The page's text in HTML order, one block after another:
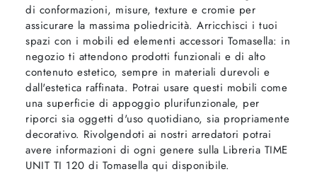
di conformazioni, misure, texture e cromie per
assicurare la massima poliedricità. Arricchisci i tuoi
spazi con i mobili ed elementi accessori Tomasella: in
negozio ti attendono prodotti funzionali e di alto
contenuto estetico, sempre in materiali durevoli e
dall'estetica raffinata. Potrai usare questi mobili come
una superficie di appoggio plurifunzionale, per
riporci sia oggetti d'uso quotidiano, sia propriamente
decorativo. Rivolgendoti ai nostri arredatori potrai
avere informazioni di ogni genere sulla Libreria TIME
UNIT TI 120 di Tomasella qui disponibile.